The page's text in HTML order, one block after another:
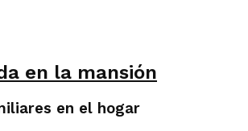
en la mansión
en el hogar